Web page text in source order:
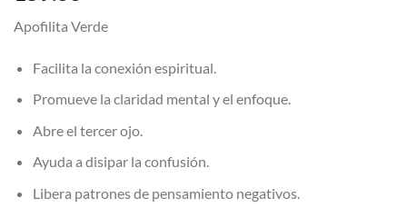
Apofilita Verde
Facilita la conexión espiritual.
Promueve la claridad mental y el enfoque.
Abre el tercer ojo.
Ayuda a disipar la confusión.
Libera patrones de pensamiento negativos.